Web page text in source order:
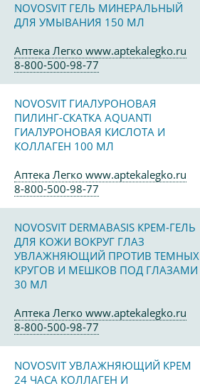
NOVOSVIT ГЕЛЬ МИНЕРАЛЬНЫЙ
ДЛЯ УМЫВАНИЯ 150 МЛ
Аптека Легко www.aptekalegko.ru
8-800-500-98-77
NOVOSVIT ГИАЛУРОНОВАЯ
ПИЛИНГ-СКАТКА AQUANTI
ГИАЛУРОНОВАЯ КИСЛОТА И
КОЛЛАГЕН 100 МЛ
Аптека Легко www.aptekalegko.ru
8-800-500-98-77
NOVOSVIT DERMABASIS КРЕМ-ГЕЛЬ
ДЛЯ КОЖИ ВОКРУГ ГЛАЗ
УВЛАЖНЯЮЩИЙ ПРОТИВ ТЕМНЫХ
КРУГОВ И МЕШКОВ ПОД ГЛАЗАМИ
30 МЛ
Аптека Легко www.aptekalegko.ru
8-800-500-98-77
NOVOSVIT УВЛАЖНЯЮЩИЙ КРЕМ
24 ЧАСА КОЛЛАГЕН И